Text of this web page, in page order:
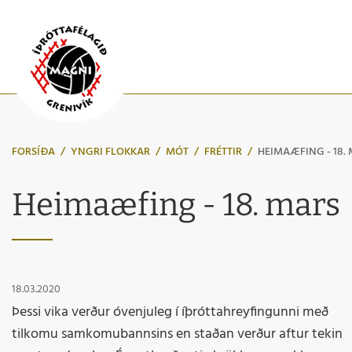
FORSÍÐA / YNGRI FLOKKAR / MÓT / FRÉTTIR / HEIMAÆFING - 18.
Heimaæfing - 18. mars
18.03.2020
Þessi vika verður óvenjuleg í íþróttahreyfingunni með
tilkomu samkomubannsins en staðan verður aftur tekin